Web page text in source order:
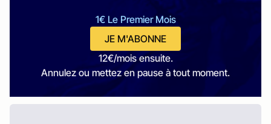
1€ Le Premier Mois
JE M'ABONNE
12€/mois ensuite.
Annulez ou mettez en pause à tout moment.